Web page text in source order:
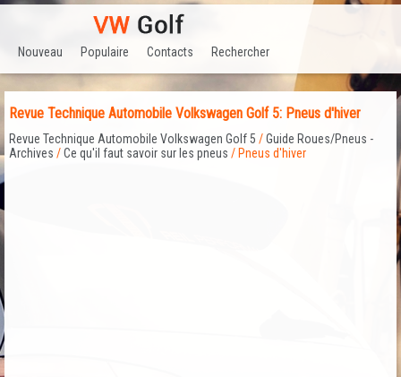
Nouveau Populaire Contacts Rechercher
Revue Technique Automobile Volkswagen Golf 5: Pneus d'hiver
Revue Technique Automobile Volkswagen Golf 5 /Guide Roues/Pneus -
Archives /Ce qu'il faut savoir sur les pneus / Pneus d'hiver